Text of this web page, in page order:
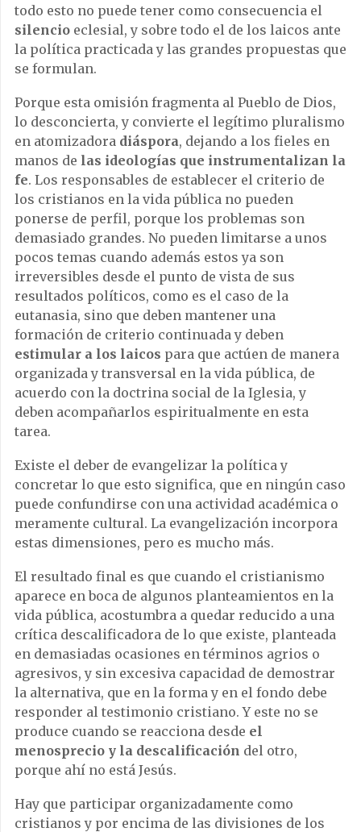
todo esto no puede tener como consecuencia el
silencio eclesial, y sobre todo el de los laicos ante
la política practicada y las grandes propuestas que
se formulan.
Porque esta omisión fragmenta al Pueblo de Dios,
lo desconcierta, y convierte el legítimo pluralismo
en atomizadora diáspora, dejando a los fieles en
manos de las ideologías que instrumentalizan la
fe. Los responsables de establecer el criterio de
los cristianos en la vida pública no pueden
ponerse de perfil, porque los problemas son
demasiado grandes. No pueden limitarse a unos
pocos temas cuando además estos ya son
irreversibles desde el punto de vista de sus
resultados políticos, como es el caso de la
eutanasia, sino que deben mantener una
formación de criterio continuada y deben
estimular a los laicos para que actúen de manera
organizada y transversal en la vida pública, de
acuerdo con la doctrina social de la Iglesia, y
deben acompañarlos espiritualmente en esta
tarea.
Existe el deber de evangelizar la política y
concretar lo que esto significa, que en ningún caso
puede confundirse con una actividad académica o
meramente cultural. La evangelización incorpora
estas dimensiones, pero es mucho más.
El resultado final es que cuando el cristianismo
aparece en boca de algunos planteamientos en la
vida pública, acostumbra a quedar reducido a una
crítica descalificadora de lo que existe, planteada
en demasiadas ocasiones en términos agrios o
agresivos, y sin excesiva capacidad de demostrar
la alternativa, que en la forma y en el fondo debe
responder al testimonio cristiano. Y este no se
produce cuando se reacciona desde el
menosprecio y la descalificación del otro,
porque ahí no está Jesús.
Hay que participar organizadamente como
cristianos y por encima de las divisiones de los